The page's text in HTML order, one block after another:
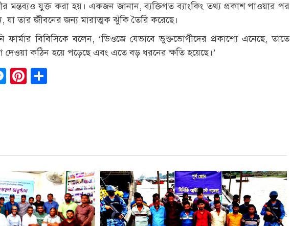
মন্তব্যও যুক্ত করা হয়। একজন জানান, ব্যক্তিগত ব্যাংকিং তথ্য প্রকাশ পাওয়ার পর
যা তার জীবনের জন্য মারাত্মক ঝুঁকি তৈরি করেছে।
ফার্মার বিবিসিকে বলেন, ‘ডিওজে যেভাবে ভুক্তভোগীদের প্রকাশ্যে এনেছে, তাতে
কঠিন হয়ে পড়েছে এবং এতে বড় ধরনের ক্ষতি হয়েছে।’
Messenger
Pinterest